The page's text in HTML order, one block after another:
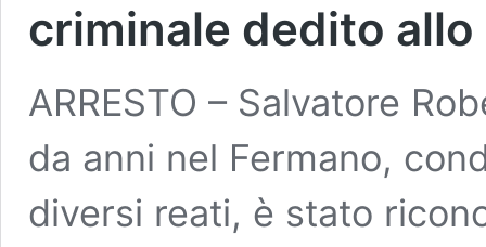
criminale dedito
ARRESTO – Salvatore
da anni nel Fermano,
diversi reati, è stato